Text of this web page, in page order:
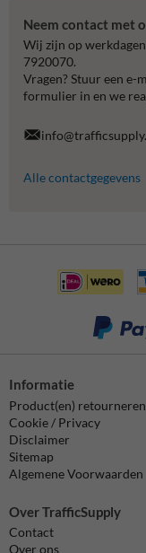
Neem contact met
Wij zijn op
7920070.
Vragen? Stuur een e-
formulier in en we
Alle contactgegevens
Informatie
Product(en) retourneren
Cookie / Privacy
Disclaimer
Sitemap
Algemene Voorwaarden
Over TrafficSupply
Contact
Over ons